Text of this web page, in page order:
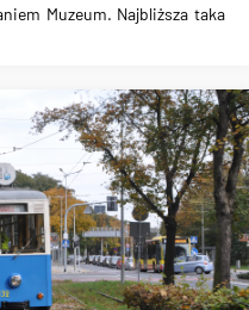
Muzeum. Najbliższa taka